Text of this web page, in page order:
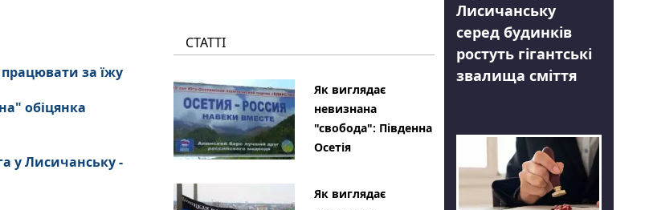
за їжу
обіцянка
у Лисичанську -
СТАТТІ
Як виглядає
невизнана
"свобода": Південна
Осетія
Як виглядає
Лисичанську
серед будинків
ростуть гігантські
звалища сміття